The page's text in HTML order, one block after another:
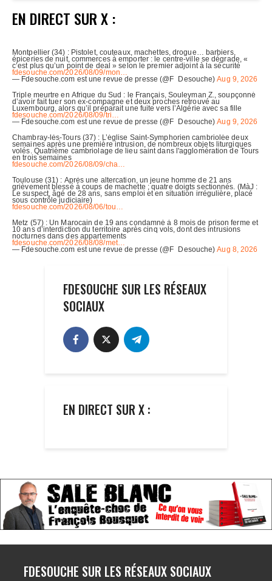
EN DIRECT SUR X :
FDESOUCHE SUR LES RÉSEAUX
SOCIAUX
EN DIRECT SUR X :
FDESOUCHE SUR LES RÉSEAUX SOCIAUX